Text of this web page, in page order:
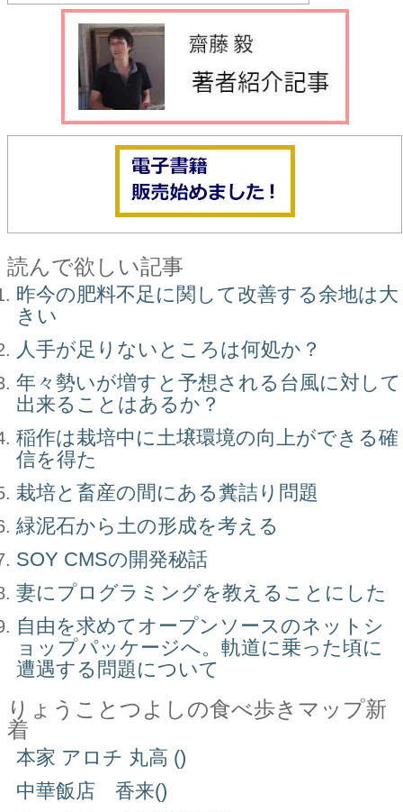
読んで欲しい記事
昨今の肥料不足に関して改善する余地は大
きい
人手が足りないところは何処か？
年々勢いが増すと予想される台風に対して
出来ることはあるか？
稲作は栽培中に土壌環境の向上ができる確
信を得た
栽培と畜産の間にある糞詰り問題
緑泥石から土の形成を考える
SOY CMSの開発秘話
妻にプログラミングを教えることにした
自由を求めてオープンソースのネットシ
ョップパッケージへ。軌道に乗った頃に
遭遇する問題について
りょうことつよしの食べ歩きマップ新
着
本家 アロチ 丸高 ()
中華飯店 香来()